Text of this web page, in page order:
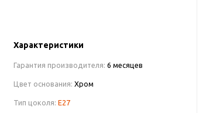
Характеристики
Гарантия производителя: 6 месяцев
Цвет основания: Хром
Тип цоколя: E27